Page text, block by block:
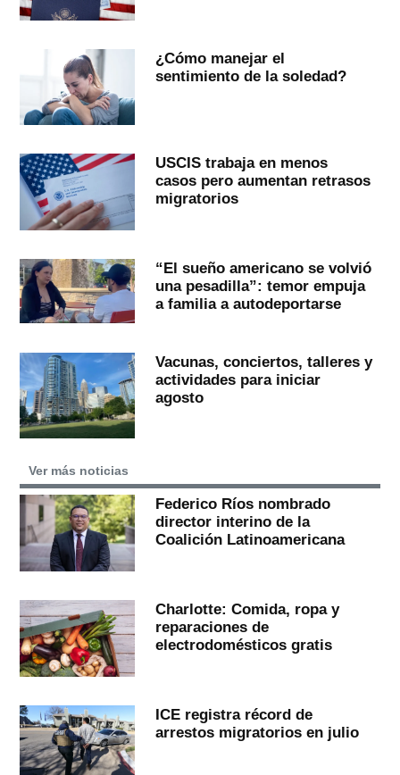
¿Cómo manejar el
sentimiento de la soledad?
USCIS trabaja en menos
casos pero aumentan retrasos
migratorios
“El sueño americano se volvió
una pesadilla”: temor empuja
a familia a autodeportarse
Vacunas, conciertos, talleres y
actividades para iniciar
agosto
Ver más noticias
Federico Ríos nombrado
director interino de la
Coalición Latinoamericana
Charlotte: Comida, ropa y
reparaciones de
electrodomésticos gratis
ICE registra récord de
arrestos migratorios en julio